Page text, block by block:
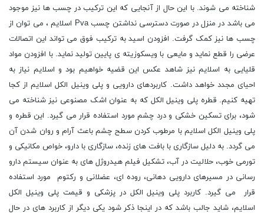
شناخته می شوند. با این حال از آنجایی که این ترکیب در چسب ها نیز موجود
می باشد در منزل در صورت دسترسی نداشتن چسب Pva اسلایم ، می توان از
چسب ها نیز کمک گرفت. افزودن اسید به ترکیب فوق می تواند این اتصالات
عرضی را قطع نماید و مایعی با ویسکوزیته ی پایین تولید نماید. با افزودن مواد
قلیایی به اسلایم نیز شاهد عکس این قضیه خواهیم بود و اسلایم نیاز به
احیای مجدد خواهد داشت. کاربردهای دارویی و پلی وینیل الکل اسلایم از کجا
تهیه کنیم. قطره پلی وینیل الکل که به عنوان اشک مصنوعی نیز شناخته می
شود، برای تسکین خشکی و درد چشم مورد استفاده قرار می گیرد. این قطره و
پلی وینیل الکل اسلایم با مرطوب کردن سطح چشم باعث آرام و روان شدن آن
می گردد. به دلیل سازگاری با بافت های زنده، سازگاری با دارو، خواص مکانیکی و
تورمی خوب، حلالیت در آب، تشکیل فیلم هیدروژل های به عنوان سیستم دارو
رسانی در مسیرهای دارویی دهانی، روده ای، عضلانی و رکتوم مورد استفاده
قرار می گیرد. کاربرد پلی وینیل الکل در پزشکی و قیمت پلی وینیل الکل
اسلایم، شاید جالب باشد که در اینجا ذکر شود یکی دیگر از کاربرد های در حال